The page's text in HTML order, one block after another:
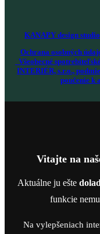
KANAPY design studio
Ochrana osobných
Všeobecné
INTERIÉR, s.r.o.,
poučenie k
Vitajte na
Aktuálne ju ešte
funkcie
Na vylepšeniach